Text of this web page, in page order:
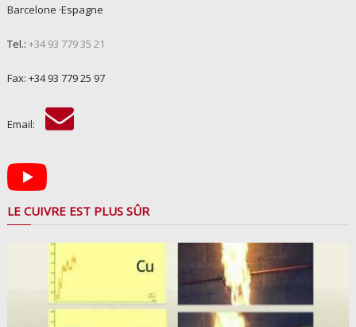
Barcelone ·Espagne
Tel.: +34 93 779 35 21
Fax: +34 93 779 25 97
Email:
LE CUIVRE EST PLUS SÛR